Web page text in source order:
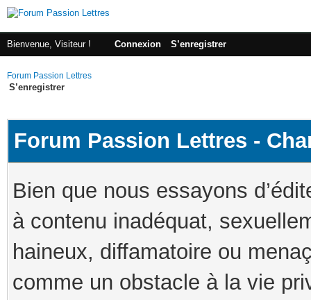
Bienvenue, Visiteur ! Connexion S’enregistrer
Forum Passion Lettres
S’enregistrer
Forum Passion Lettres -
Bien que nous essayons
à contenu inadéquat,
haineux, diffamatoire ou
comme un obstacle à la vie